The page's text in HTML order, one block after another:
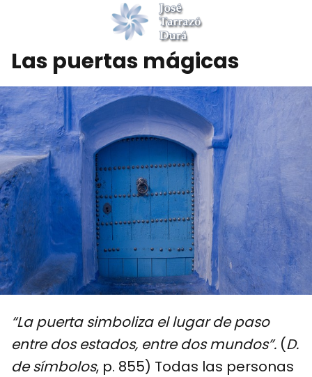
Las puertas mágicas
“La puerta simboliza el lugar de paso
entre dos estados, entre dos mundos”. (D.
de símbolos, p. 855) Todas las personas